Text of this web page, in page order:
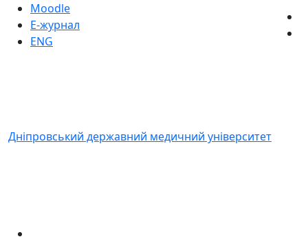
Moodle
Е-журнал
ENG
Дніпровський державний медичний університет